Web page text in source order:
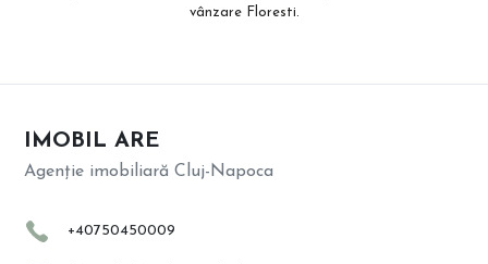
vânzare Floresti.
IMOBIL ARE
Agenție imobiliară Cluj-Napoca
+40750450009